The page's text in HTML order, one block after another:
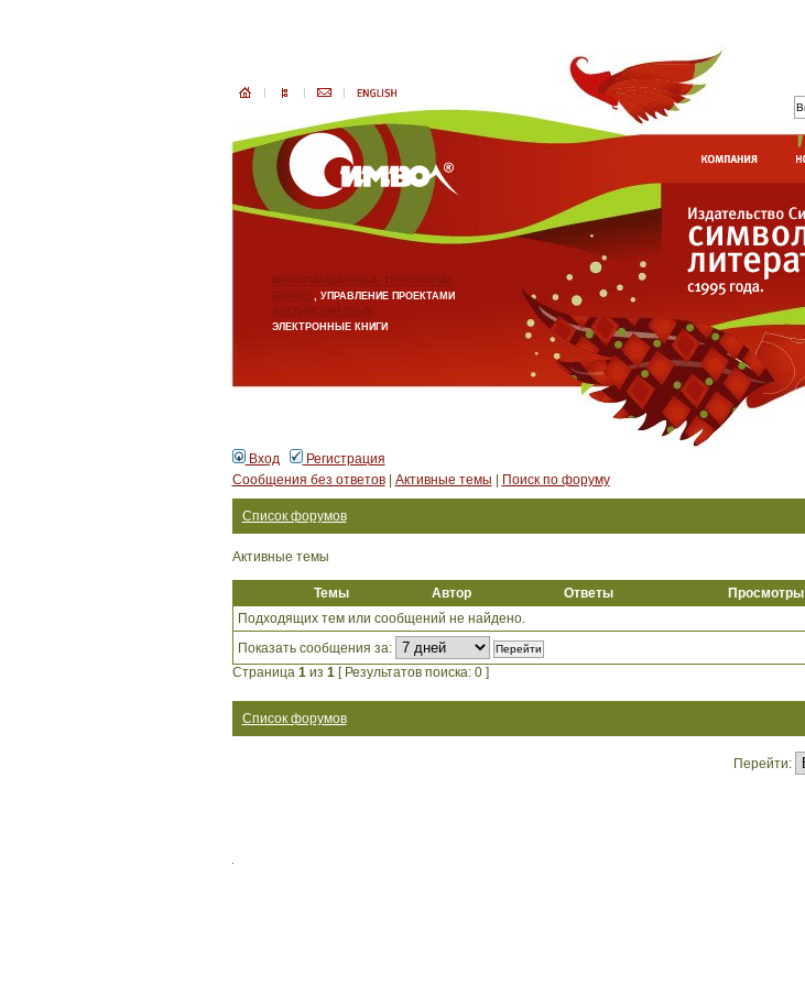
ИНФОРМАЦИОННЫЕ ТЕХНОЛОГИИ
БИЗНЕС, УПРАВЛЕНИЕ ПРОЕКТАМИ
АНГЛИЙСКИЙ ЯЗЫК
ЭЛЕКТРОННЫЕ КНИГИ
Вход
Регистрация
Сообщения без ответов| Активные темы Поиск по форуму
Список форумов
Активные темы
Темы Автор Ответы Просмотры
Подходящих тем или сообщений не найдено.
Показать сообщения за:
Страница 1из 1[ Результатов поиска: 0 ]
Список форумов
Перейти: